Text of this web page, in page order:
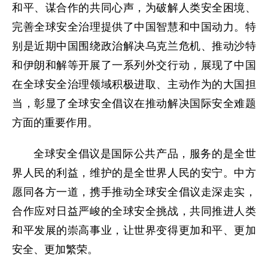
和平、谋合作的共同心声，为破解人类安全困境、
完善全球安全治理提供了中国智慧和中国动力。特
别是近期中国围绕政治解决乌克兰危机、推动沙特
和伊朗和解等开展了一系列外交行动，展现了中国
在全球安全治理领域积极进取、主动作为的大国担
当，彰显了全球安全倡议在推动解决国际安全难题
方面的重要作用。
全球安全倡议是国际公共产品，服务的是全世
界人民的利益，维护的是全世界人民的安宁。中方
愿同各方一道，携手推动全球安全倡议走深走实，
合作应对日益严峻的全球安全挑战，共同推进人类
和平发展的崇高事业，让世界变得更加和平、更加
安全、更加繁荣。